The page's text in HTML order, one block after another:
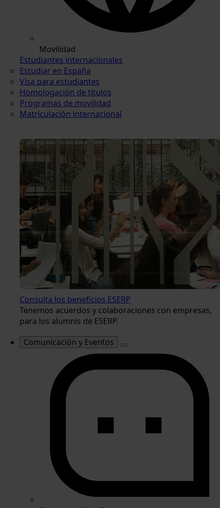
Movilidad
Estudiantes internacionales
Estudiar en España
Visa para estudiantes
Homologación de títulos
Programas de movilidad
Matriculación internacional
Consulta los beneficios ESERP
Tenemos acuerdos y colaboraciones con empresas,
para los alumnis de ESERP.
Comunicación y Eventos